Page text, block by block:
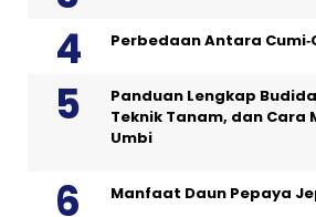
Perbedaan Antara
Panduan Lengkap
Teknik Tanam, dan Cara
Umbi
Manfaat Daun Pepaya